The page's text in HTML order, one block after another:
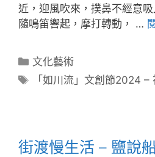
近，迎風吹來，撲鼻不經意吸
隨鳴笛響起，摩打轉動， …
文化藝術
「如川流」文創節2024 –
街渡慢生活 – 鹽說